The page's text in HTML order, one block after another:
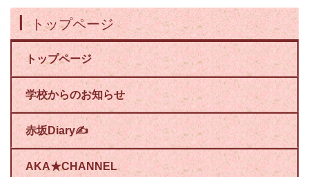
トップページ
トップページ
学校からのお知らせ
赤坂Diary✍
AKA★CHANNEL